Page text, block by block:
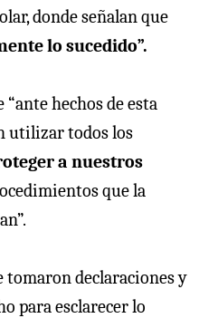
donde señalan que
lo sucedido”.
hechos de esta
utilizar todos los
a nuestros
que la
tomaron declaraciones y
para esclarecer lo